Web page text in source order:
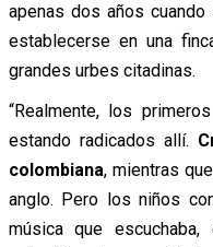
apenas dos años
establecerse en una
grandes urbes citadinas.
“Realmente, los
estando radicados allí.
colombiana, mientras
anglo. Pero los niños
música que